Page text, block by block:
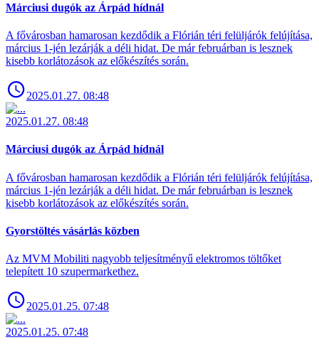
Márciusi dugók az Árpád hídnál
A fővárosban hamarosan kezdődik a Flórián téri felüljárók felújítása,
március 1-jén lezárják a déli hidat. De már februárban is lesznek
kisebb korlátozások az előkészítés során.
2025.01.27. 08:48
2025.01.27. 08:48
Márciusi dugók az Árpád hídnál
A fővárosban hamarosan kezdődik a Flórián téri felüljárók felújítása,
március 1-jén lezárják a déli hidat. De már februárban is lesznek
kisebb korlátozások az előkészítés során.
Gyorstöltés vásárlás közben
Az MVM Mobiliti nagyobb teljesítményű elektromos töltőket
telepített 10 szupermarkethez.
2025.01.25. 07:48
2025.01.25. 07:48